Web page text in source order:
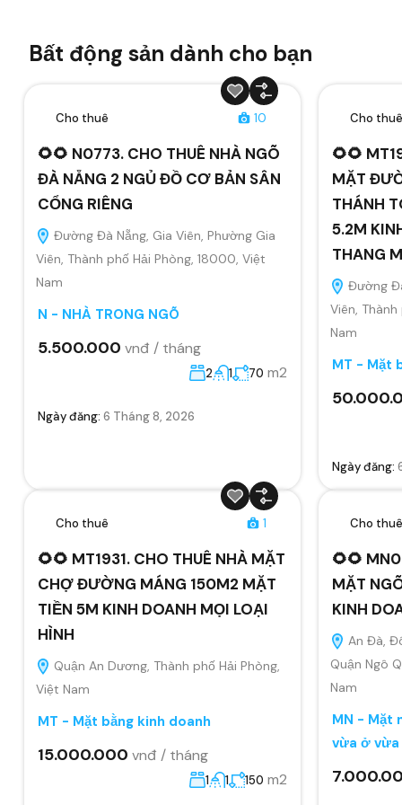
Bất động sản dành cho bạn
Cho thuê 10
🌻🌻 N0773. CHO THUÊ NHÀ NGÕ
ĐÀ NẴNG 2 NGỦ ĐỒ CƠ BẢN SÂN
CỔNG RIÊNG
Đường Đà Nẵng, Gia Viên, Phường Gia
Viên, Thành phố Hải Phòng, 18000, Việt
Nam
N - NHÀ TRONG NGÕ
5.500.000 vnđ / tháng
2 1 70 m2
Ngày đăng: 6 Tháng 8, 2026
Cho thuê
🌻🌻
MẶT
THÁNH
5.2M
THANG
Đường
Viên,
Nam
MT - Mặt
Ngày đăng:
Cho thuê 1
🌻🌻 MT1931. CHO THUÊ NHÀ MẶT
CHỢ ĐƯỜNG MÁNG 150M2 MẶT
TIỀN 5M KINH DOANH MỌI LOẠI
HÌNH
Quận An Dương, Thành phố Hải Phòng,
Việt Nam
MT - Mặt bằng kinh doanh
15.000.000 vnđ / tháng
1 1 150 m2
Cho thuê
🌻🌻
MẶT
KINH
An Đà,
Quận Ngô
Nam
MN - Mặt
vừa ở